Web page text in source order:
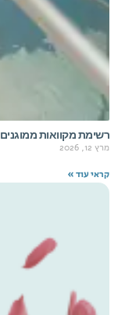
רשימת מקוואות ממוגנים
מרץ 12, 2026
קראי עוד »